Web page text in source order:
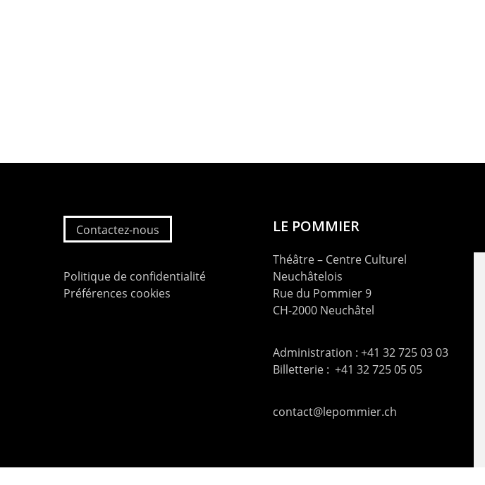
Contactez-nous
Politique de confidentialité
Préférences cookies
LE POMMIER
Théâtre – Centre Culturel
Neuchâtelois
Rue du Pommier 9
CH-2000 Neuchâtel
Administration : +41 32 725 03 03
Billetterie : +41 32 725 05 05
contact@lepommier.ch